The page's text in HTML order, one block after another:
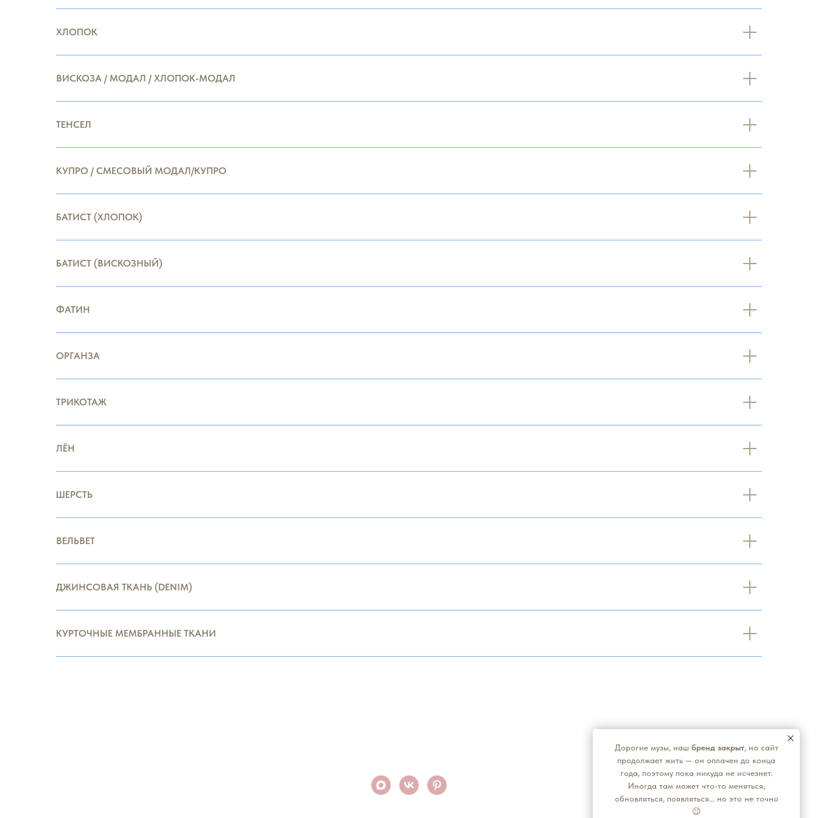
Дорогие музы, наш бренд закрыт, но сайт
продолжает жить — он оплачен до конца
года, поэтому пока никуда не исчезнет.
Иногда там может что-то меняться,
обновляться, появляться… но это не точно
😉
ХЛОПОК
ВИСКОЗА / МОДАЛ / ХЛОПОК-МОДАЛ
ТЕНСЕЛ
КУПРО / СМЕСОВЫЙ МОДАЛ/КУПРО
БАТИСТ (ХЛОПОК)
БАТИСТ (ВИСКОЗНЫЙ)
ФАТИН
ОРГАНЗА
ТРИКОТАЖ
ЛЁН
ШЕРСТЬ
ВЕЛЬВЕТ
ДЖИНСОВАЯ ТКАНЬ (DENIM)
КУРТОЧНЫЕ МЕМБРАННЫЕ ТКАНИ